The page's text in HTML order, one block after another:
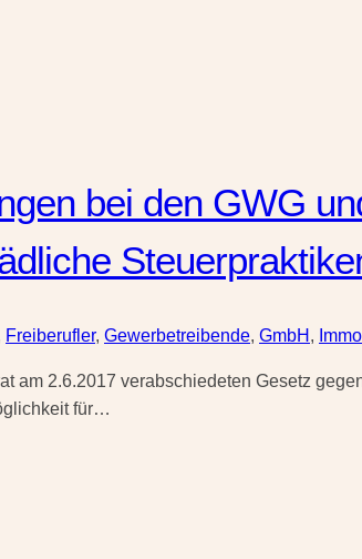
bei den GWG
Freiberufler, Gewerbetreibende, GmbH ,
am 2.6.2017 verabschiedeten Gesetz
für…